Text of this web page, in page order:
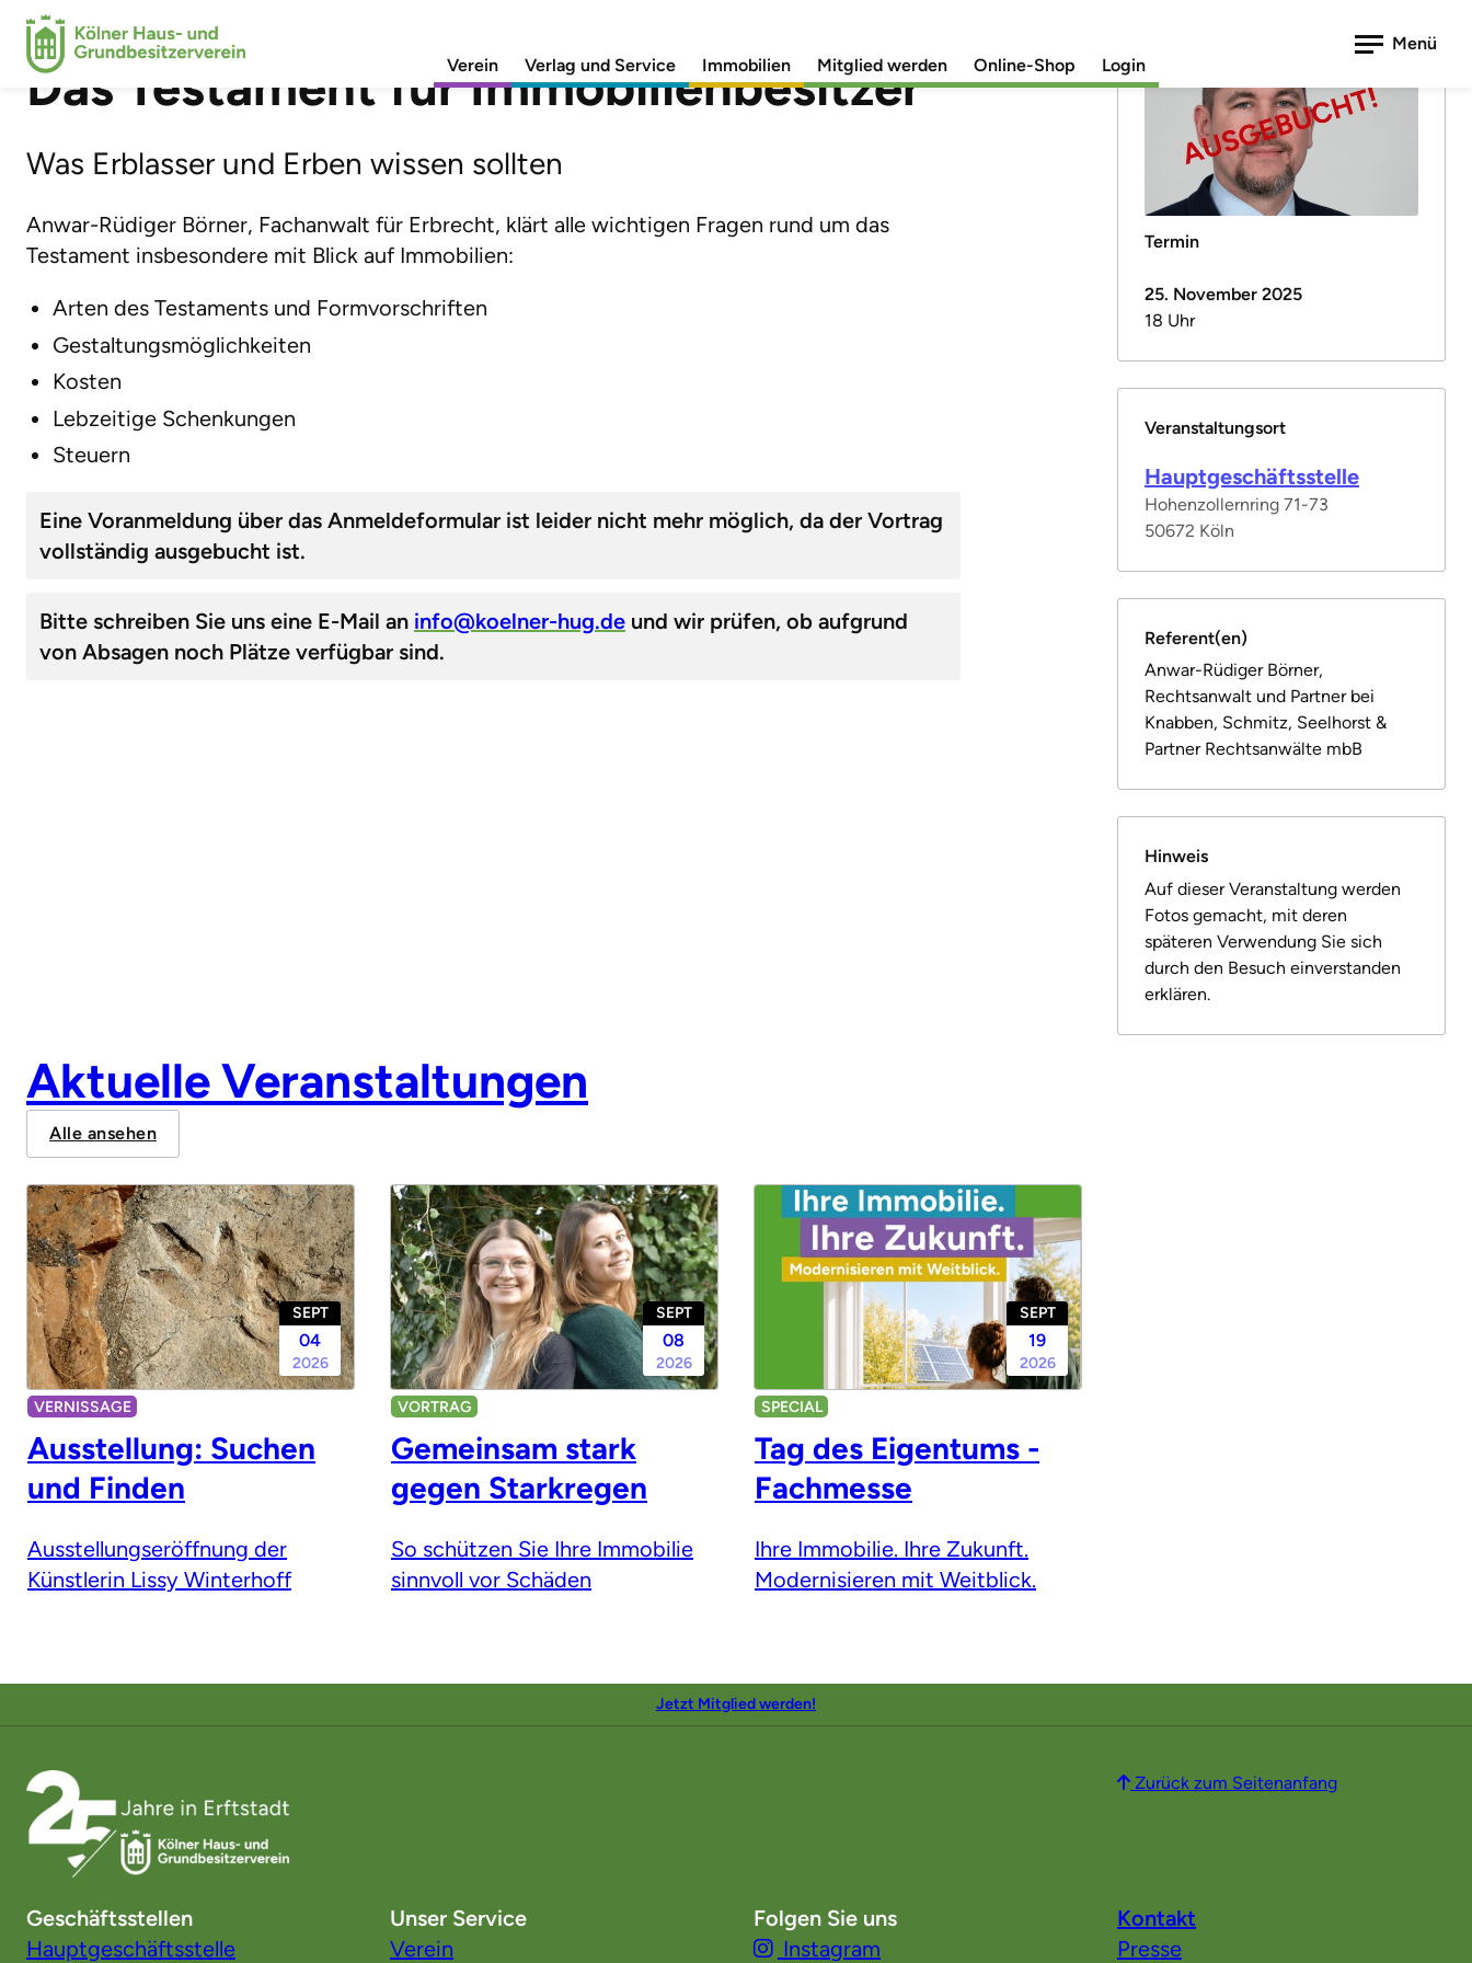
Verein Verlag und Service Immobilien Mitglied werden Online-Shop Login
Menü
VORTRAG
Das Testament für Immobilienbesitzer
Was Erblasser und Erben wissen sollten
Anwar-Rüdiger Börner, Fachanwalt für Erbrecht, klärt alle wichtigen Fragen rund um das
Testament insbesondere mit Blick auf Immobilien:
Arten des Testaments und Formvorschriften
Gestaltungsmöglichkeiten
Kosten
Lebzeitige Schenkungen
Steuern
Eine Voranmeldung über das Anmeldeformular ist leider nicht mehr möglich, da der Vortrag
vollständig ausgebucht ist.
Bitte schreiben Sie uns eine E-Mail an info@koelner-hug.de und wir prüfen, ob aufgrund
von Absagen noch Plätze verfügbar sind.
Termin
25. November 2025
18 Uhr
Veranstaltungsort
Hauptgeschäftsstelle
Hohenzollernring 71-73
50672 Köln
Referent(en)
Anwar-Rüdiger Börner,
Rechtsanwalt und Partner bei
Knabben, Schmitz, Seelhorst &
Partner Rechtsanwälte mbB
Hinweis
Auf dieser Veranstaltung werden
Fotos gemacht, mit deren
späteren Verwendung Sie sich
durch den Besuch einverstanden
erklären.
Aktuelle Veranstaltungen
Alle ansehen
SEPT
04
2026
VERNISSAGE
Ausstellung: Suchen
und Finden
Ausstellungseröffnung der
Künstlerin Lissy Winterhoff
SEPT
08
2026
VORTRAG
Gemeinsam stark
gegen Starkregen
So schützen Sie Ihre Immobilie
sinnvoll vor Schäden
SEPT
19
2026
SPECIAL
Tag des Eigentums -
Fachmesse
Ihre Immobilie. Ihre Zukunft.
Modernisieren mit Weitblick.
Jetzt Mitglied werden!
Zurück zum Seitenanfang
Geschäftsstellen
Hauptgeschäftsstelle
Unser Service
Verein
Folgen Sie uns
Instagram
Kontakt
Presse